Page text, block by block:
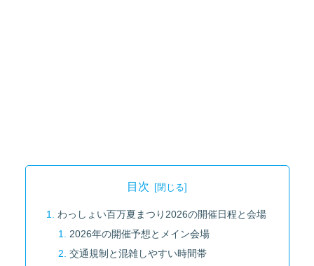
目次
わっしょい百万夏まつり2026の開催日程と会場
2026年の開催予想とメイン会場
交通規制と混雑しやすい時間帯